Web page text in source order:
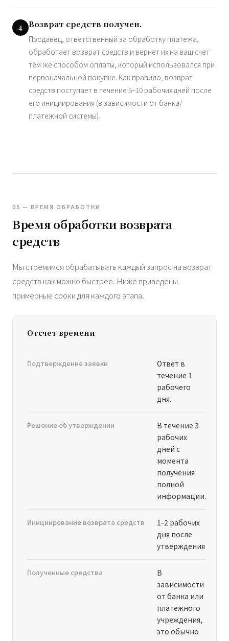
4 Возврат средств получен.
Продавец, ответственный за обработку платежа,
обработает возврат средств и вернет их на ваш счет
тем же способом оплаты, который использовался при
первоначальной покупке. Как правило, возврат
средств поступает в течение 5–10 рабочих дней после
его инициирования (в зависимости от банка/
платежной системы).
05 — ВРЕМЯ ОБРАБОТКИ
Время обработки возврата
средств
Мы стремимся обрабатывать каждый запрос на возврат
средств как можно быстрее. Ниже приведены
примерные сроки для каждого этапа.
Отсчет времени
Подтверждение заявки
Ответ в
течение 1
рабочего
дня.
Решение об утверждении
В течение 3
рабочих
дней с
момента
получения
полной
информации.
Инициирование возврата средств
1-2 рабочих
дня после
утверждения
Полученные средства
В
зависимости
от банка или
платежного
учреждения,
это обычно